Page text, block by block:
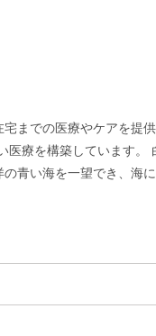
までの医療やケアを提
医療を構築しています。
青い海を一望でき、海